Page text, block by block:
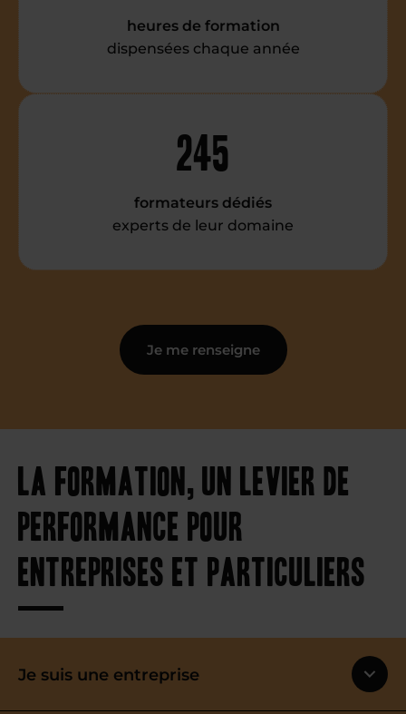
heures de formation
dispensées chaque année
245
formateurs dédiés
experts de leur domaine
Je me renseigne
La formation, un levier de
performance pour
entreprises et particuliers
Je suis une entreprise